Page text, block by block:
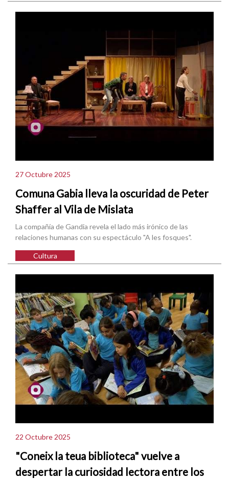
27 Octubre 2025
Comuna Gabia lleva la oscuridad de Peter
Shaffer al Vila de Mislata
La compañía de Gandia revela el lado más irónico de las
relaciones humanas con su espectáculo "A les fosques".
Cultura
22 Octubre 2025
"Coneix la teua biblioteca" vuelve a
despertar la curiosidad lectora entre los